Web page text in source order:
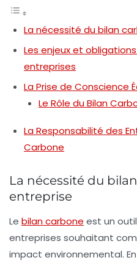
La nécessité du bilan
Les enjeux et
entreprises
La Prise de Conscience
Le Rôle du Bilan
La Responsabilité des
Carbone
La nécessité du
entreprise
Le bilan carbone est un
entreprises souhaitant
impact environnemental.